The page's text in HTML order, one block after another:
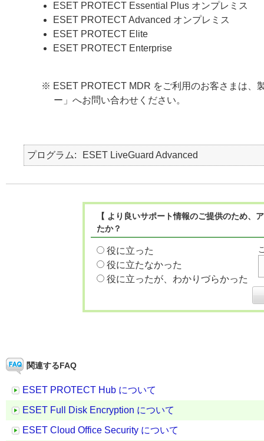
ESET PROTECT Essential Plus オンプレミス
ESET PROTECT Advanced オンプレミス
ESET PROTECT Elite
ESET PROTECT Enterprise
※ ESET PROTECT MDR をご利用のお客さまは、
ー」へお問い合わせください。
プログラム ESET LiveGuard Advanced
【 より良いサポート情報のご提供のため
たか？
役に立った
役に立たなかった
役に立ったが、わかりづらかった
関連するFAQ
ESET PROTECT Hub について
ESET Full Disk Encryption について
ESET Cloud Office Security について